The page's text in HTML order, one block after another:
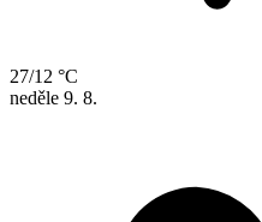
27/12 °C
neděle 9. 8.